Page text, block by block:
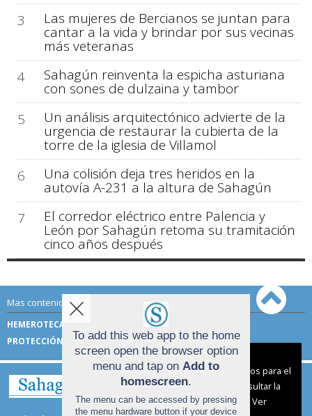
3
Las mujeres de Bercianos se juntan para
cantar a la vida y brindar por sus vecinas
más veteranas
4
Sahagún reinventa la espicha asturiana
con sones de dulzaina y tambor
5
Un análisis arquitectónico advierte de la
urgencia de restaurar la cubierta de la
torre de la iglesia de Villamol
6
Una colisión deja tres heridos en la
autovía A-231 a la altura de Sahagún
7
El corredor eléctrico entre Palencia y
León por Sahagún retoma su tramitación
cinco años después
Mas contenido de Sahagún Digital:
HEMEROTECA
TÉRMINOS DE USO
PROTECCIÓN DE DATOS
Aviso sobre el Uso de cookies:
Utilizamos cookies nuestras y de terceros para el
funcionamiento del digital. Puedes consultar la
lista de cookies y como desconectarlas.
Ver
To add this web app to the home
screen open the browser option
menu and tap on Add to
homescreen.
The menu can be accessed by pressing
the menu hardware button if your device